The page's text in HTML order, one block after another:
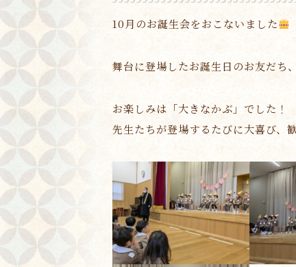
10月のお誕生会をおこないました
舞台に登場したお誕生日のお友だち
お楽しみは「大きなかぶ」でした！
先生たちが登場するたびに大喜び、